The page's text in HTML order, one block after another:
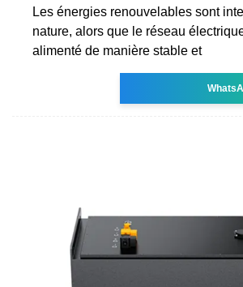
Les énergies renouvelables sont
nature, alors que le réseau
alimenté de manière stable et